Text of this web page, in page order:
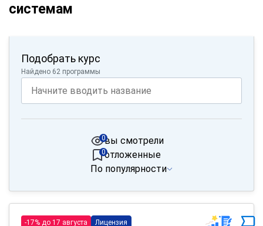
системам
Подобрать курс
Найдено 62 программы
вы смотрели
0
отложенные
0
По популярности
-17% до 17 августа Лицензия